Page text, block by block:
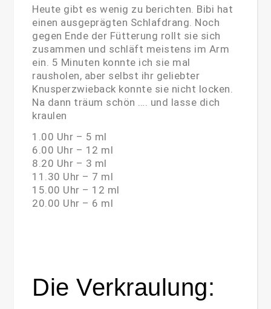
Heute gibt es wenig zu berichten. Bibi hat
einen ausgeprägten Schlafdrang. Noch
gegen Ende der Fütterung rollt sie sich
zusammen und schläft meistens im Arm
ein. 5 Minuten konnte ich sie mal
rausholen, aber selbst ihr geliebter
Knusperzwieback konnte sie nicht locken.
Na dann träum schön …. und lasse dich
kraulen
1.00 Uhr – 5 ml
6.00 Uhr – 12 ml
8.20 Uhr – 3 ml
11.30 Uhr – 7 ml
15.00 Uhr – 12 ml
20.00 Uhr – 6 ml
Die Verkraulung: